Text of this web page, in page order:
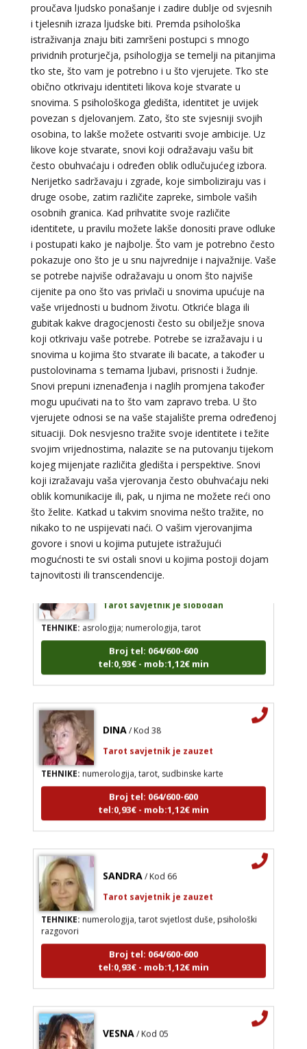
proučava ljudsko ponašanje i zadire dublje od svjesnih
i tjelesnih izraza ljudske biti. Premda psihološka
istraživanja znaju biti zamršeni postupci s mnogo
prividnih proturječja, psihologija se temelji na pitanjima
tko ste, što vam je potrebno i u što vjerujete. Tko ste
obično otkrivaju identiteti likova koje stvarate u
snovima. S psihološkoga gledišta, identitet je uvijek
povezan s djelovanjem. Zato, što ste svjesniji svojih
osobina, to lakše možete ostvariti svoje ambicije. Uz
likove koje stvarate, snovi koji odražavaju vašu bit
često obuhvaćaju i određen oblik odlučujućeg izbora.
Nerijetko sadržavaju i zgrade, koje simboliziraju vas i
druge osobe, zatim različite zapreke, simbole vaših
osobnih granica. Kad prihvatite svoje različite
identitete, u pravilu možete lakše donositi prave odluke
i postupati kako je najbolje. Što vam je potrebno često
pokazuje ono što je u snu najvrednije i najvažnije. Vaše
se potrebe najviše odražavaju u onom što najviše
cijenite pa ono što vas privlači u snovima upućuje na
vaše vrijednosti u budnom životu. Otkriće blaga ili
gubitak kakve dragocjenosti često su obilježje snova
koji otkrivaju vaše potrebe. Potrebe se izražavaju i u
snovima u kojima što stvarate ili bacate, a također u
pustolovinama s temama ljubavi, prisnosti i žudnje.
Snovi prepuni iznenađenja i naglih promjena također
mogu upućivati na to što vam zapravo treba. U što
vjerujete odnosi se na vaše stajalište prema određenoj
situaciji. Dok nesvjesno tražite svoje identitete i težite
svojim vrijednostima, nalazite se na putovanju tijekom
kojeg mijenjate različita gledišta i perspektive. Snovi
koji izražavaju vaša vjerovanja često obuhvaćaju neki
oblik komunikacije ili, pak, u njima ne možete reći ono
što želite. Katkad u takvim snovima nešto tražite, no
nikako to ne uspijevati naći. O vašim vjerovanjima
govore i snovi u kojima putujete istražujući
mogućnosti te svi ostali snovi u kojima postoji dojam
tajnovitosti ili transcendencije.
NIVES
/ Kod 20
Tarot savjetnik je zauzet
TEHNIKE:astrologija, sudbinske karte, tarot
Broj tel: 064/600-600
tel:0,93€ - mob:1,12€ min
VESNA BURCSA/ Kod 55
Tarot savjetnik je slobodan
TEHNIKE:
tarot, psihološki razgovori
Broj tel: 064/600-600
tel:0,93€ - mob:1,12€ min
KRISTINA / Kod 160
TEHNIKE:asrologija; numerologija, tarot
Broj tel: 064/600-600
tel:0,93€ - mob:1,12€ min
TEHNIKE:numerologija, tarot, sudbinske karte
Broj tel: 064/600-600
tel:0,93€ - mob:1,12€ min
TEHNIKE:numerologija, tarot svjetlost duše, psihološki
razgovori
Broj tel: 064/600-600
tel:0,93€ - mob:1,12€ min